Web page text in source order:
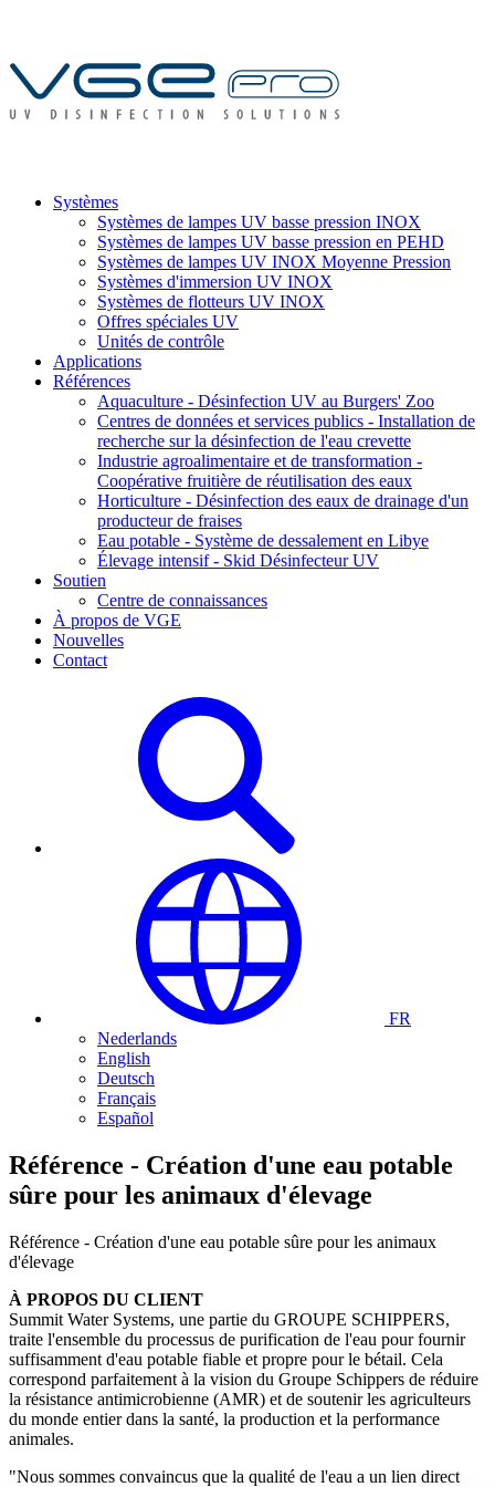
Systèmes
Systèmes de lampes UV basse pression INOX
Systèmes de lampes UV basse pression en PEHD
Systèmes de lampes UV INOX Moyenne Pression
Systèmes d'immersion UV INOX
Systèmes de flotteurs UV INOX
Offres spéciales UV
Unités de contrôle
Applications
Références
Aquaculture - Désinfection UV au Burgers' Zoo
Centres de données et services publics - Installation de
recherche sur la désinfection de l'eau crevette
Industrie agroalimentaire et de transformation -
Coopérative fruitière de réutilisation des eaux
Horticulture - Désinfection des eaux de drainage d'un
producteur de fraises
Eau potable - Système de dessalement en Libye
Élevage intensif - Skid Désinfecteur UV
Soutien
Centre de connaissances
À propos de VGE
Nouvelles
Contact
FR
Nederlands
English
Deutsch
Français
Español
Référence - Création d'une eau potable
sûre pour les animaux d'élevage
Référence - Création d'une eau potable sûre pour les animaux
d'élevage
À PROPOS DU CLIENT
Summit Water Systems, une partie du GROUPE SCHIPPERS,
traite l'ensemble du processus de purification de l'eau pour fournir
suffisamment d'eau potable fiable et propre pour le bétail. Cela
correspond parfaitement à la vision du Groupe Schippers de réduire
la résistance antimicrobienne (AMR) et de soutenir les agriculteurs
du monde entier dans la santé, la production et la performance
animales.
"Nous sommes convaincus que la qualité de l'eau a un lien direct